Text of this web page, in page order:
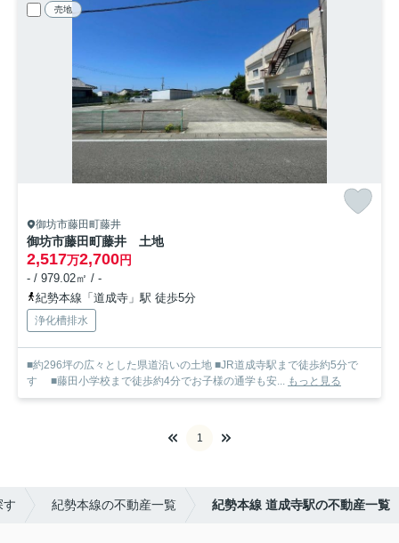
売地
御坊市藤田町藤井
御坊市藤田町藤井 土地
2,517万2,700円
- / 979.02㎡ / -
紀勢本線「道成寺」駅 徒歩5分
浄化槽排水
■約296坪の広々とした県道沿いの土地 ■JR道成寺駅まで徒歩約5分で
す ■藤田小学校まで徒歩約4分でお子様の通学も安... もっと見る
1
す 紀勢本線の不動産一覧 紀勢本線 道成寺駅の不動産一覧